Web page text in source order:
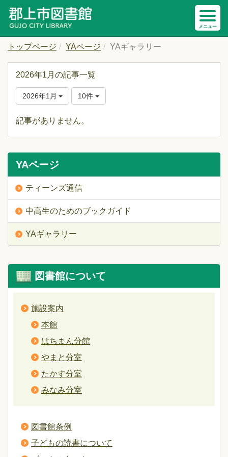
トップページ YAページ YAギャラリー
2026年1月の記事一覧
2026年1月 10件
記事がありません。
YAページ
ティーンズ通信
中高生のためのブックガイド
YAギャラリー
図書館について
施設案内
本館
はちまん分館
やまと分室
たかす分室
みなみ分室
図書館条例
子どもの読書について